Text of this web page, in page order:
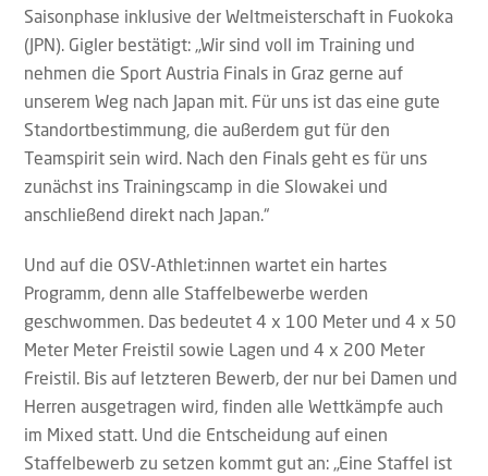
Saisonphase inklusive der Weltmeisterschaft in Fuokoka
(JPN). Gigler bestätigt: „Wir sind voll im Training und
nehmen die Sport Austria Finals in Graz gerne auf
unserem Weg nach Japan mit. Für uns ist das eine gute
Standortbestimmung, die außerdem gut für den
Teamspirit sein wird. Nach den Finals geht es für uns
zunächst ins Trainingscamp in die Slowakei und
anschließend direkt nach Japan.“
Und auf die OSV-Athlet:innen wartet ein hartes
Programm, denn alle Staffelbewerbe werden
geschwommen. Das bedeutet 4 x 100 Meter und 4 x 50
Meter Meter Freistil sowie Lagen und 4 x 200 Meter
Freistil. Bis auf letzteren Bewerb, der nur bei Damen und
Herren ausgetragen wird, finden alle Wettkämpfe auch
im Mixed statt. Und die Entscheidung auf einen
Staffelbewerb zu setzen kommt gut an: „Eine Staffel ist